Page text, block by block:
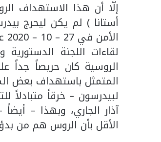
إلّا أن هذا الاستهداف
أستانا ) لم يكن ليحرج
لقاءات اللجنة
الروسية كان حريصاً جداً
المتمثل باستهداف بعض
لبيدرسون – خرقاً متبادلاً
آذار الجاري، وبهذا –
الأقل بأن الروس هم من